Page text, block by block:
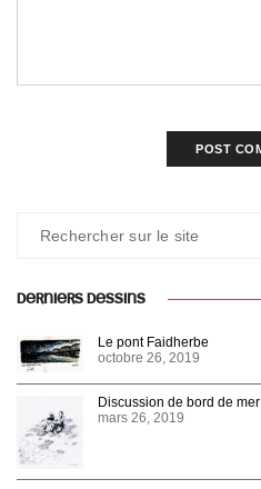
DERNIERS DESSINS
Le pont Faidherbe
octobre 26, 2019
Discussion de bord de mer
mars 26, 2019